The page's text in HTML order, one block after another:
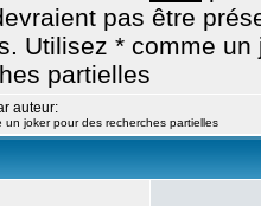
pas être
Utilisez * comme un
partielles
auteur:
un joker pour des recherches partielles